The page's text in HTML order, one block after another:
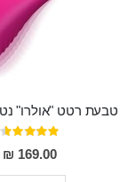
דירוג:
91%
169.00 ₪